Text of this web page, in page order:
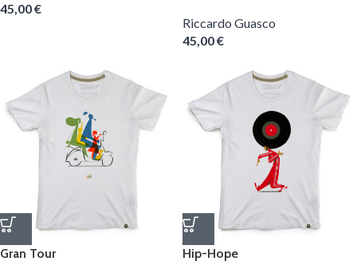
45,00€
Riccardo Guasco
45,00€
Gran Tour Hip-Hope